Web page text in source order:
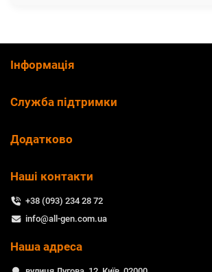
Інформація
Служба підтримки
Додатково
Наші контакти
+38 (093) 234 28 72
info@all-gen.com.ua
Наша адреса